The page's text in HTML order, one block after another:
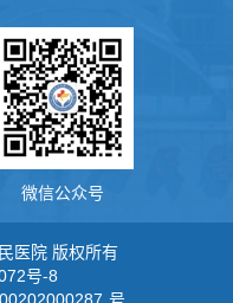
微信公众号
医院 版权所有
号-8